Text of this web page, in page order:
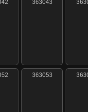
363043
363053